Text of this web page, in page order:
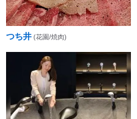
つち井 (花園/焼肉)